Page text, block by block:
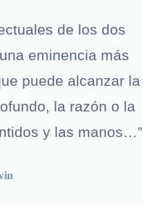
de los dos
eminencia más
puede alcanzar la
la razón o la
y las manos…”